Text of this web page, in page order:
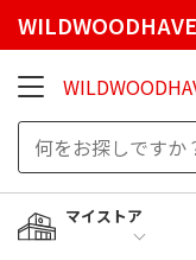
マイストア